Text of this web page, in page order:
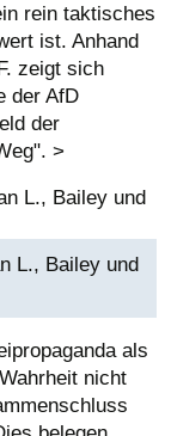
rein taktisches
ist. Anhand
zeigt sich
der AfD
der
>
L., Bailey und
als
nicht